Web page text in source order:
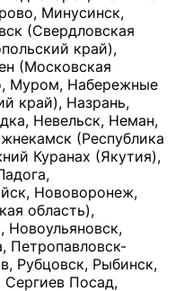
Минусинск,
(Свердловская
край),
(Московская
Муром, Набережные
край), Назрань,
Невельск, Неман,
(Республика
Куранах (Якутия),
Нововоронеж,
область),
Петропавловск-
Рубцовск, Рыбинск,
Посад,